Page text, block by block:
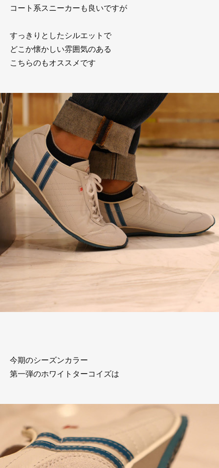
コート系スニーカーも良いですが
すっきりとしたシルエットで
どこか懐かしい雰囲気のある
こちらのもオススメです
今期のシーズンカラー
第一弾のホワイトターコイズは